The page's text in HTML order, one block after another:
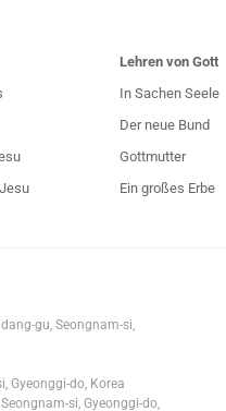
Lehren von Gott
In Sachen Seele
Der neue Bund
Gottmutter
Ein großes Erbe
gu, Seongnam-si,
Gyeonggi-do, Korea
si, Gyeonggi-do,